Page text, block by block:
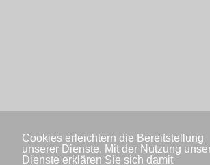
Cookies erleichtern die Bereitstellung
unserer Dienste. Mit der Nutzung
Dienste erklären Sie sich damit